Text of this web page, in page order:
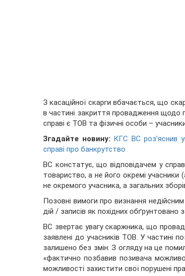
З касаційної скарги вбачається, що
в частині закриття провадження щодо
справі є ТОВ та фізичні особи –
Згадайте новину: КГС ВС роз’яснив
справі про банкрутство
ВС констатує, що відповідачем у
товариство, а не його окремі учасники
не окремого учасника, а загальних
Позовні вимоги про визнання
дій / записів як похідних обґрунтовано
ВС звертає увагу скаржника, що
заявлені до учасників ТОВ. У частині
залишено без змін. З огляду на це
«фактично позбавив позивача
можливості захистити свої порушені